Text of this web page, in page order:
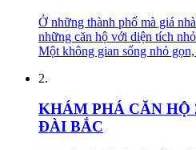
Ở những thành phố mà giá
những căn hộ với diện tích
Một không gian sống nhỏ
2.
KHÁM PHÁ CĂN HỘ
ĐÀI BẮC